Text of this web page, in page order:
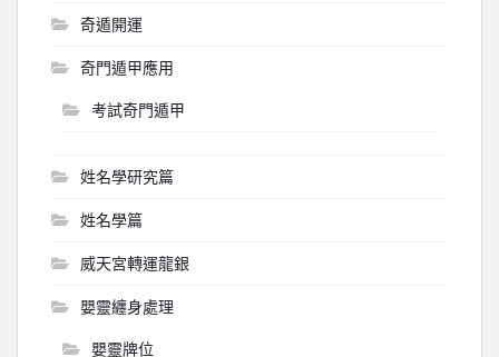
奇遁開運
奇門遁甲應用
考試奇門遁甲
姓名學研究篇
姓名學篇
威天宮轉運龍銀
嬰靈纏身處理
嬰靈牌位